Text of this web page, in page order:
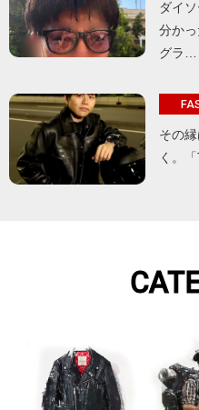
ダイ
分か
グラ…
その
く。